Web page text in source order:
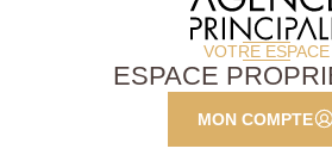
VOTRE ESPACE
ESPACE
MON COMPTE